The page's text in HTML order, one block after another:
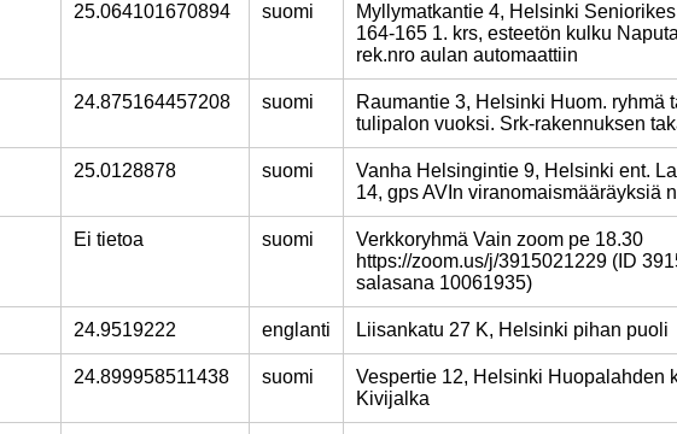
25.064101670894 suomi
Myllymatkantie 4, Helsinki
164-165 1. krs, esteetön kulku
rek.nro aulan automaattiin
24.875164457208 suomi
Raumantie 3, Helsinki Huom. ryhmä
tulipalon vuoksi. Srk-rakennuksen
25.0128878 suomi
Vanha Helsingintie 9, Helsinki ent.
14, gps AVIn viranomaismääräyksiä
Ei tietoa suomi
Verkkoryhmä Vain zoom pe 18.30
https://zoom.us/j/3915021229 (ID
salasana 10061935)
24.9519222 englanti Liisankatu 27 K, Helsinki pihan puoli
24.899958511438 suomi
Vespertie 12, Helsinki Huopalahden
Kivijalka